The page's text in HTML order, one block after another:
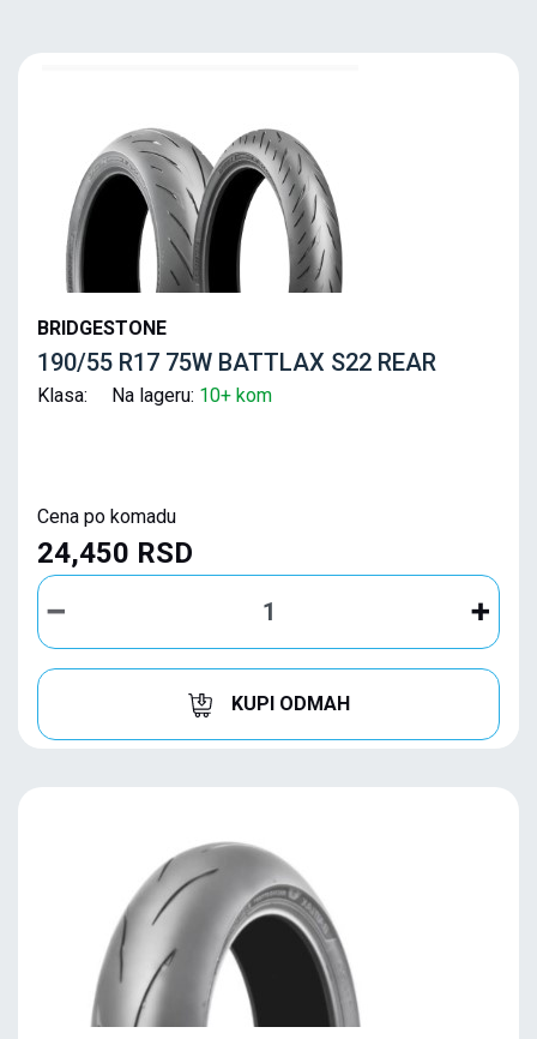
BRIDGESTONE
190/55 R17 75W BATTLAX S22 REAR
Klasa: Na lageru: 10+ kom
Cena po komadu
24,450 RSD
KUPI ODMAH